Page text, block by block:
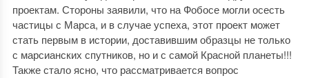
проектам. Стороны заявили, что на Фобосе могли осесть
частицы с Марса, и в случае успеха, этот проект может
стать первым в истории, доставившим образцы не только
с марсианских спутников, но и с самой Красной планеты!!!
Также стало ясно, что рассматривается вопрос